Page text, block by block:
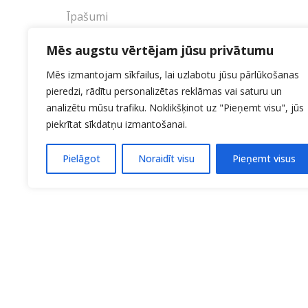
Mēs augstu vērtējam jūsu privātumu
Mēs izmantojam sīkfailus, lai uzlabotu jūsu pārlūkošanas
pieredzi, rādītu personalizētas reklāmas vai saturu un
analizētu mūsu trafiku. Noklikšķinot uz "Pieņemt visu", jūs
piekrītat sīkdatņu izmantošanai.
Pielāgot Noraidīt visu Pieņemt visus
Īpašumi